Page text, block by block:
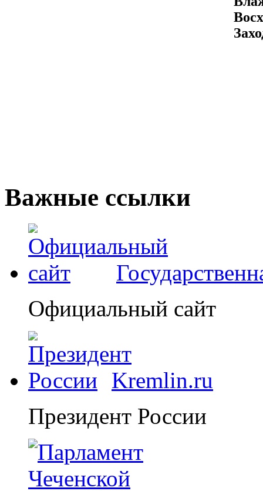
Важные ссылки
Официальный сайт
Kremlin.ru
Президент России